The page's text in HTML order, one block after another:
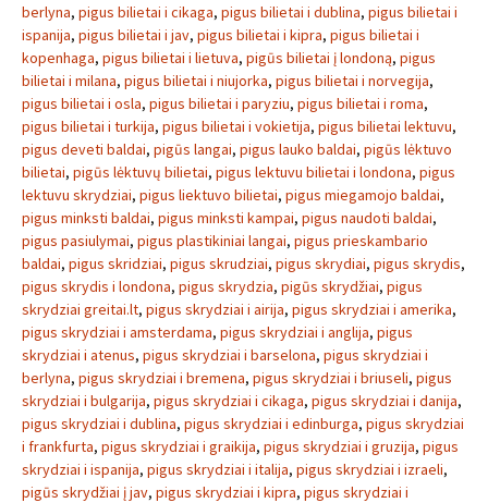
berlyna, pigus bilietai i cikaga, pigus bilietai i dublina, pigus bilietai i
ispanija, pigus bilietai i jav, pigus bilietai i kipra, pigus bilietai i
kopenhaga, pigus bilietai i lietuva, pigūs bilietai į londoną, pigus
bilietai i milana, pigus bilietai i niujorka, pigus bilietai i norvegija,
pigus bilietai i osla, pigus bilietai i paryziu, pigus bilietai i roma,
pigus bilietai i turkija, pigus bilietai i vokietija, pigus bilietai lektuvu,
pigus deveti baldai, pigūs langai, pigus lauko baldai, pigūs lėktuvo
bilietai, pigūs lėktuvų bilietai, pigus lektuvu bilietai i londona, pigus
lektuvu skrydziai, pigus liektuvo bilietai, pigus miegamojo baldai,
pigus minksti baldai, pigus minksti kampai, pigus naudoti baldai,
pigus pasiulymai, pigus plastikiniai langai, pigus prieskambario
baldai, pigus skridziai, pigus skrudziai, pigus skrydiai, pigus skrydis,
pigus skrydis i londona, pigus skrydzia, pigūs skrydžiai, pigus
skrydziai greitai.lt, pigus skrydziai i airija, pigus skrydziai i amerika,
pigus skrydziai i amsterdama, pigus skrydziai i anglija, pigus
skrydziai i atenus, pigus skrydziai i barselona, pigus skrydziai i
berlyna, pigus skrydziai i bremena, pigus skrydziai i briuseli, pigus
skrydziai i bulgarija, pigus skrydziai i cikaga, pigus skrydziai i danija,
pigus skrydziai i dublina, pigus skrydziai i edinburga, pigus skrydziai
i frankfurta, pigus skrydziai i graikija, pigus skrydziai i gruzija, pigus
skrydziai i ispanija, pigus skrydziai i italija, pigus skrydziai i izraeli,
pigūs skrydžiai į jav, pigus skrydziai i kipra, pigus skrydziai i